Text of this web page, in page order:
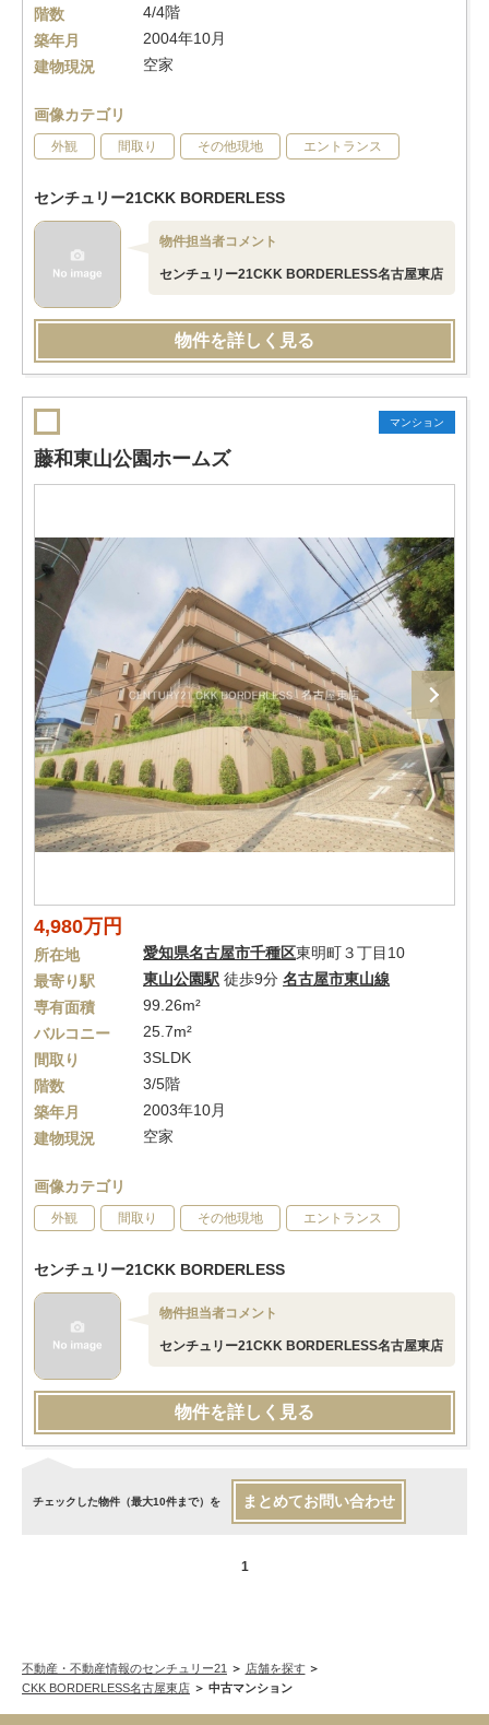
階数
4/4階
築年月
2004年10月
建物現況
空家
画像カテゴリ
外観 間取り その他現地 エントランス
センチュリー21CKK BORDERLESS
物件担当者コメント
センチュリー21CKK BORDERLESS名古屋東店
物件を詳しく見る
マンション
藤和東山公園ホームズ
4,980万円
所在地 愛知県名古屋市千種区東明町３丁目10
最寄り駅
東山公園駅 徒歩9分 名古屋市東山線
専有面積
99.26m²
バルコニー
25.7m²
間取り
3SLDK
階数
3/5階
築年月
2003年10月
建物現況
空家
画像カテゴリ
外観 間取り その他現地 エントランス
センチュリー21CKK BORDERLESS
物件担当者コメント
センチュリー21CKK BORDERLESS名古屋東店
物件を詳しく見る
チェックした物件（最大10件まで）を まとめてお問い合わせ
1
不動産・不動産情報のセンチュリー21
店舗を探す
CKK BORDERLESS名古屋東店
中古マンション